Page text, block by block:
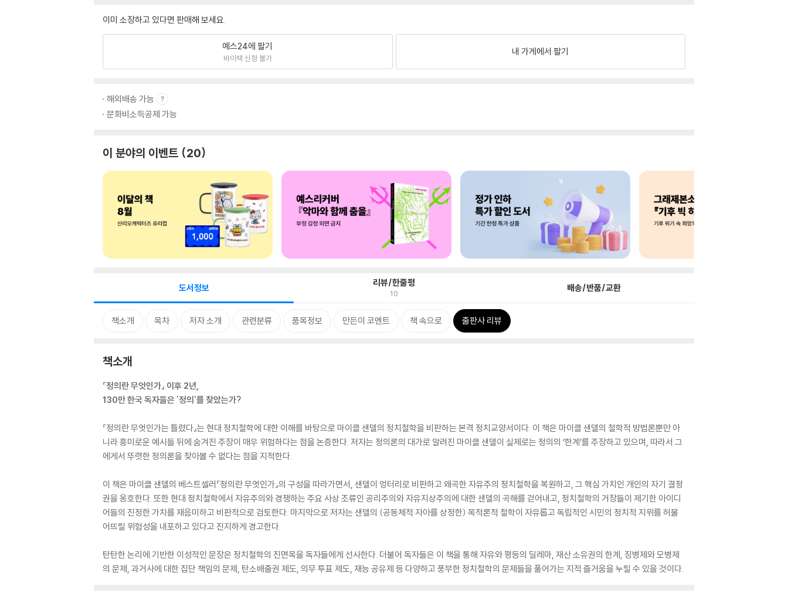
이미 소장하고 있다면 판매해 보세요.
예스24에 팔기
바이백 신청 불가
내 가게에서 팔기
해외배송 가능
문화비소득공제 가능
이 분야의 이벤트 20
도서정보 리뷰/한줄평
10 배송/반품/교환
책소개 목차 저자 소개 관련분류 품목정보 만든이 코멘트 책 속으로 출판사 리뷰
책소개
『정의란 무엇인가』 이후 2년,
130만 한국 독자들은 '정의'를 찾았는가?
『정의란 무엇인가는 틀렸다』는 현대 정치철학에 대한 이해를 바탕으로 마이클 샌델의 정치철학을 비판하는 본격 정치교양서이다. 이 책은 마이클 샌델의 철학적 방법론뿐만 아
니라 흥미로운 예시들 뒤에 숨겨진 주장이 매우 위험하다는 점을 논증한다. 저자는 정의론의 대가로 알려진 마이클 샌델이 실제로는 정의의 ‘한계’를 주장하고 있으며, 따라서 그
에게서 뚜렷한 정의론을 찾아볼 수 없다는 점을 지적한다.
이 책은 마이클 샌델의 베스트셀러『정의란 무엇인가』의 구성을 따라가면서, 샌델이 엉터리로 비판하고 왜곡한 자유주의 정치철학을 복원하고, 그 핵심 가치인 개인의 자기 결정
권을 옹호한다. 또한 현대 정치철학에서 자유주의와 경쟁하는 주요 사상 조류인 공리주의와 자유지상주의에 대한 샌델의 곡해를 걷어내고, 정치철학의 거장들이 제기한 아이디
어들의 진정한 가치를 재음미하고 비판적으로 검토한다. 마지막으로 저자는 샌델의 (공동체적 자아를 상정한) 목적론적 철학이 자유롭고 독립적인 시민의 정치적 지위를 허물
어뜨릴 위험성을 내포하고 있다고 진지하게 경고한다.
탄탄한 논리에 기반한 이성적인 문장은 정치철학의 진면목을 독자들에게 선사한다. 더불어 독자들은 이 책을 통해 자유와 평등의 딜레마, 재산 소유권의 한계, 징병제와 모병제
의 문제, 과거사에 대한 집단 책임의 문제, 탄소배출권 제도, 의무 투표 제도, 재능 공유제 등 다양하고 풍부한 정치철학의 문제들을 풀어가는 지적 즐거움을 누릴 수 있을 것이다.